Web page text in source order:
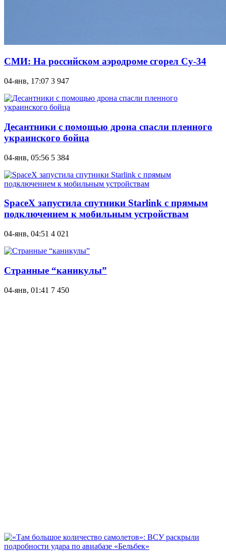
СМИ: На российском аэродроме сгорел Су-34
04-янв, 17:07 3 947
Десантники с помощью дрона спасли пленного
украинского бойца
04-янв, 05:56 5 384
SpaceX запустила спутники Starlink с прямым
подключением к мобильным устройствам
04-янв, 04:51 4 021
Странные “каникулы”
04-янв, 01:41 7 450